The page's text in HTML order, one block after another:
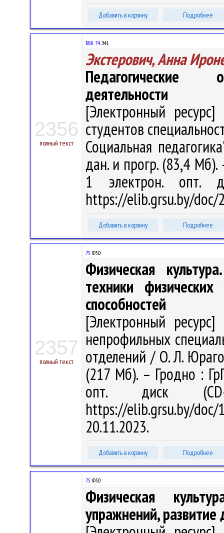
Добавить в корзину Подробнее
2356
полный текст
ББК 74.Э41
Экстерович, Анна
Педагогические
деятельности
[Электронный
студентов
Социальная
дан. и прогр. (83,4
1 электрон. опт.
https://elib.grsu.by/doc/
Добавить в корзину Подробнее
2357
полный текст
75 Ф50
Физическая
техники физических
способностей
[Электронный
непрофильных
отделений / О. Л.
(217 Мб). – Гродно :
опт. диск
https://elib.grsu.by/
20.11.2023.
Добавить в корзину Подробнее
75 Ф50
Физическая
упражнений, развитие